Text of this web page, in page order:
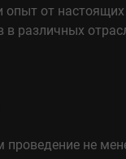
опыт от настоящих
в различных
не